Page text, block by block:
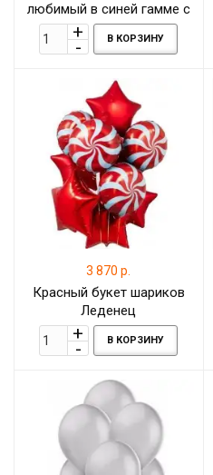
любимый в синей гамме с
сердцем и звездой
В КОРЗИНУ
3 870 р.
Красный букет шариков
Леденец
В КОРЗИНУ